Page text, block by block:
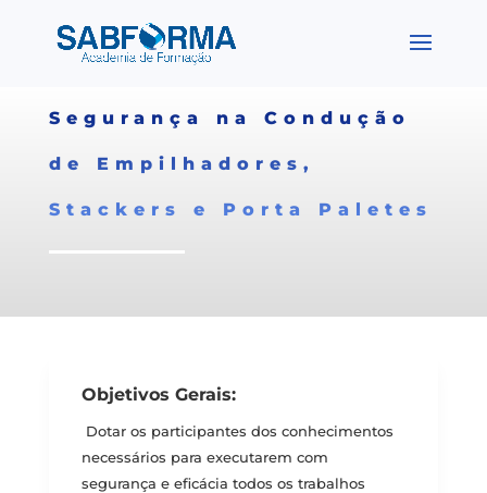
Segurança na Condução
de Empilhadores,
Stackers e Porta Paletes
Objetivos Gerais:
Dotar os participantes dos conhecimentos
necessários para executarem com
segurança e eficácia todos os trabalhos